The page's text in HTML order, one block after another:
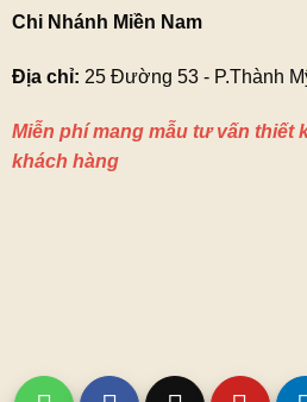
Chi Nhánh Miền Nam
Địa chỉ: 25 Đường 53 - P.Thành
Miễn phí mang mẫu tư vấn thiết
khách hàng